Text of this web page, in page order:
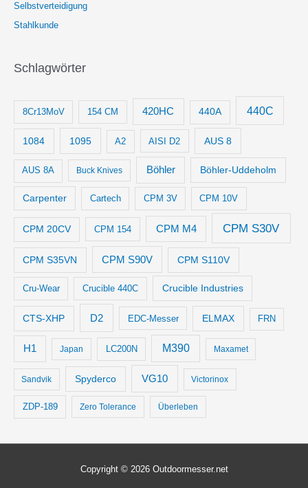
Selbstverteidigung
Stahlkunde
Schlagwörter
8Cr13MoV 154 CM 420HC 440A 440C
1084 1095 A2 AISI D2 AUS 8
AUS 8A Buck Knives Böhler Böhler-Uddeholm
Carpenter Cartech CPM 3V CPM 10V
CPM 20CV CPM 154 CPM M4 CPM S30V
CPM S35VN CPM S90V CPM S110V
Cru-Wear Crucible 440C Crucible Industries
CTS-XHP D2 EDC-Messer ELMAX FRN
H1 Japan LC200N M390 Maxamet
Sandvik Spyderco VG10 Victorinox
ZDP-189 Zero Tolerance Überleben
Copyright © 2026 Outdoormesser.net